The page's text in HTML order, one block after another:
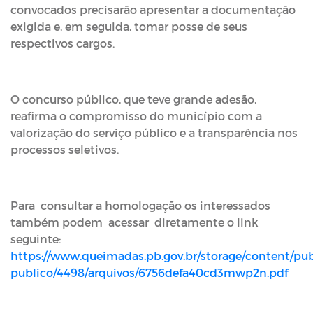
convocados precisarão apresentar a documentação
exigida e, em seguida, tomar posse de seus
respectivos cargos.
O concurso público, que teve grande adesão,
reafirma o compromisso do município com a
valorização do serviço público e a transparência nos
processos seletivos.
Para consultar a homologação os interessados
também podem acessar diretamente o link
seguinte:
https://www.queimadas.pb.gov.br/storage/content/
publico/4498/arquivos/6756defa40cd3mwp2n.pdf